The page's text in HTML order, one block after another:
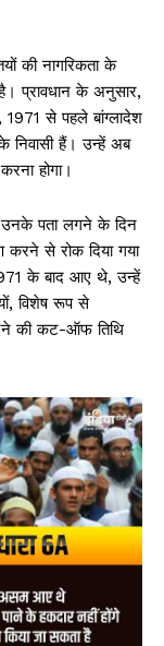
की नागरिकता के
प्रावधान के अनुसार,
1971 से पहले बांग्लादेश
हैं। उन्हें अब
होगा।
पता लगने के दिन
से रोक दिया गया
के बाद आए थे, उन्हें
विशेष रूप से
की कट-ऑफ तिथि